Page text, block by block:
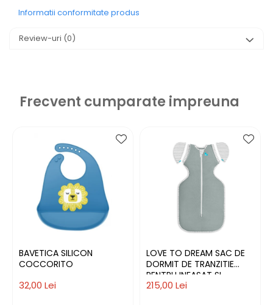
Informatii conformitate produs
Review-uri (0)
Frecvent cumparate impreuna
BAVETICA SILICON
COCCORITO
32,00 Lei
LOVE TO DREAM SAC DE
DORMIT DE TRANZITIE
PENTRU INFASAT SI
ROSTOGOLIT SWADDLE
215,00 Lei